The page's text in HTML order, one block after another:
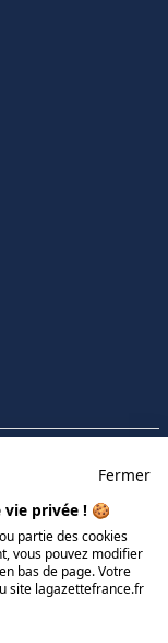
Fermer
vie privée ! 🍪
partie des cookies
vous pouvez modifier
bas de page. Votre
site lagazettefrance.fr